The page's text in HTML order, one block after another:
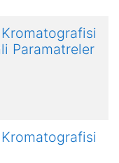
Kromatografisi
Paramatreler
Kromatografisi